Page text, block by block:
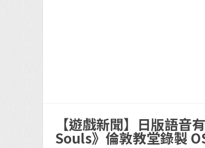
【遊戲新聞】日版語
Souls》倫敦教堂錄製